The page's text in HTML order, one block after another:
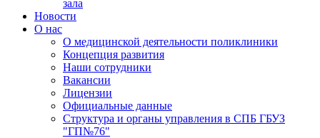
зала
Новости
О нас
О медицинской деятельности поликлиники
Концепция развития
Наши сотрудники
Вакансии
Лицензии
Официальные данные
Структура и органы управления в СПБ ГБУЗ
"ГП№76"